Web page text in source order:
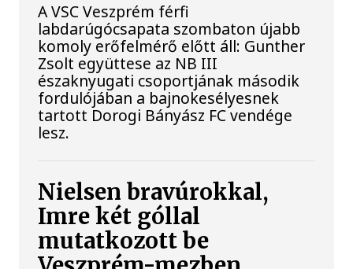
A VSC Veszprém férfi
labdarúgócsapata szombaton újabb
komoly erőfelmérő előtt áll: Gunther
Zsolt együttese az NB III
északnyugati csoportjának második
fordulójában a bajnokesélyesnek
tartott Dorogi Bányász FC vendége
lesz.
Nielsen bravúrokkal,
Imre két góllal
mutatkozott be